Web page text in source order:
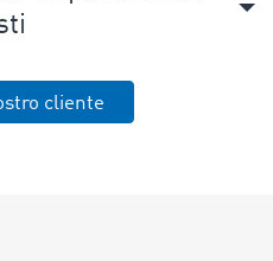
cliente